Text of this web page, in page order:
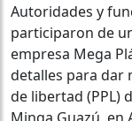
Autoridades y
participaron de
empresa Mega
detalles para dar
de libertad (PPL)